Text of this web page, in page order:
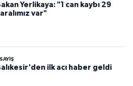
Yerlikaya: "1 can kaybı 29
var"
ilk acı haber geldi